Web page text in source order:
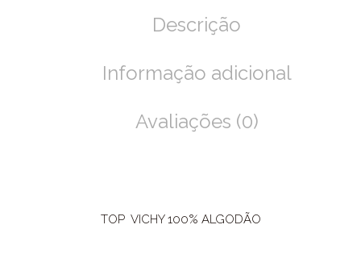
Descrição
Informação adicional
Avaliações (0)
TOP VICHY 100% ALGODÃO